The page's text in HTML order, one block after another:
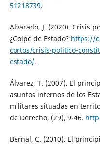
51218739.
Alvarado, J. (2020). Crisis
¿Golpe de Estado? https://
cortos/crisis-politico-
estado/.
Álvarez, T. (2007). El
asuntos internos de los
militares situadas en
de Derecho, (29), 9-46.
Bernal, C. (2010). El